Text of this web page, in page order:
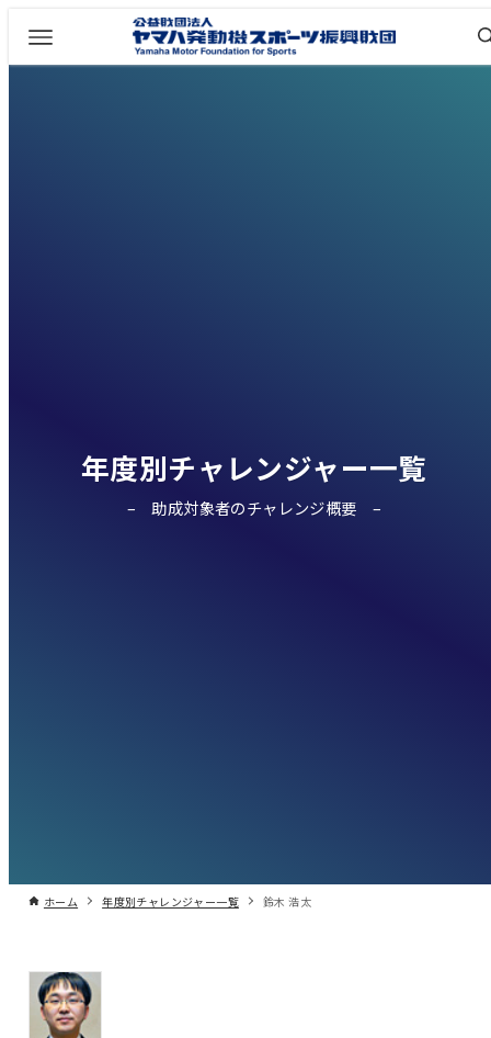
年度別チャレンジャー一覧
助成対象者のチャレンジ概要
ホーム 年度別チャレンジャー一覧 鈴木 浩太